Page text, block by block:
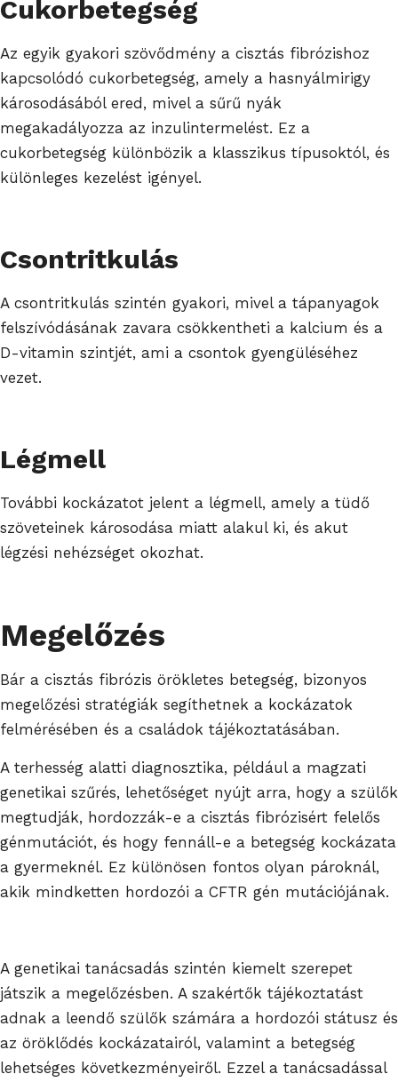
Cukorbetegség
Az egyik gyakori szövődmény a cisztás fibrózishoz
kapcsolódó cukorbetegség, amely a hasnyálmirigy
károsodásából ered, mivel a sűrű nyák
megakadályozza az inzulintermelést. Ez a
cukorbetegség különbözik a klasszikus típusoktól, és
különleges kezelést igényel.
Csontritkulás
A csontritkulás szintén gyakori, mivel a tápanyagok
felszívódásának zavara csökkentheti a kalcium és a
D-vitamin szintjét, ami a csontok gyengüléséhez
vezet.
Légmell
További kockázatot jelent a légmell, amely a tüdő
szöveteinek károsodása miatt alakul ki, és akut
légzési nehézséget okozhat.
Megelőzés
Bár a cisztás fibrózis örökletes betegség, bizonyos
megelőzési stratégiák segíthetnek a kockázatok
felmérésében és a családok tájékoztatásában.
A terhesség alatti diagnosztika, például a magzati
genetikai szűrés, lehetőséget nyújt arra, hogy a szülők
megtudják, hordozzák-e a cisztás fibrózisért felelős
génmutációt, és hogy fennáll-e a betegség kockázata
a gyermeknél. Ez különösen fontos olyan pároknál,
akik mindketten hordozói a CFTR gén mutációjának.
A genetikai tanácsadás szintén kiemelt szerepet
játszik a megelőzésben. A szakértők tájékoztatást
adnak a leendő szülők számára a hordozói státusz és
az öröklődés kockázatairól, valamint a betegség
lehetséges következményeiről. Ezzel a tanácsadással